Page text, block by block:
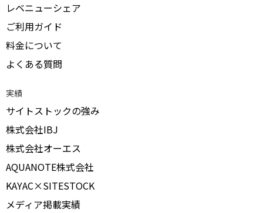
レベニューシェア
ご利用ガイド
料金について
よくある質問
実績
サイトストックの強み
株式会社IBJ
株式会社オーエス
AQUANOTE株式会社
KAYAC×SITESTOCK
メディア掲載実績